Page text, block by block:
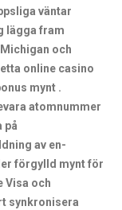
väntar
lägga fram
och
online casino
mynt .
atomnummer
på
av en-
förgylld mynt för
Visa och
synkronisera